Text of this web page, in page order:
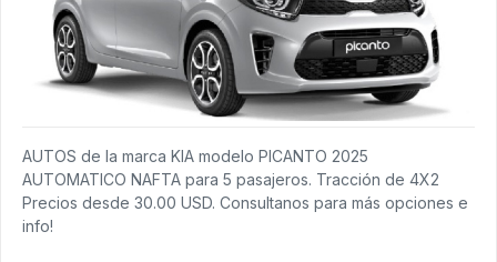
AUTOS de la marca KIA modelo PICANTO 2025
AUTOMATICO NAFTA para 5 pasajeros. Tracción de 4X2
Precios desde 30.00 USD. Consultanos para más opciones e
info!